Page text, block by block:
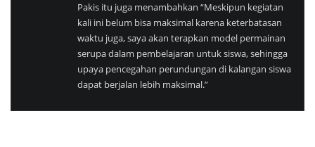
Pakis itu juga menambahkan “Meskipun kegiatan
kali ini belum bisa maksimal karena keterbatasan
waktu juga, saya akan terapkan model permainan
serupa dalam pembelajaran untuk siswa, sehingga
upaya pencegahan perundungan di kalangan siswa
dapat berjalan lebih maksimal.”